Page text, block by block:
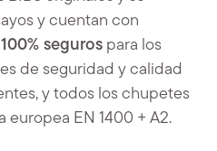
y cuentan con
100% seguros para los
de seguridad y calidad
y todos los chupetes
europea EN 1400 + A2.